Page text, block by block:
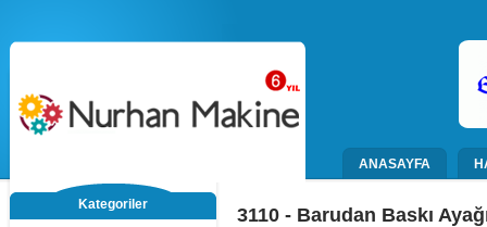
ANASAYFA
Kategoriler 3110 - Barudan Baskı